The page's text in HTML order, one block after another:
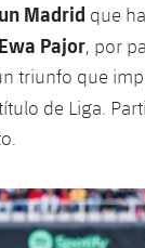
Madrid que
Ewa Pajor, por
triunfo que
de Liga.